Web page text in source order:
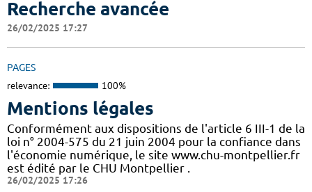
Recherche avancée
26/02/2025 17:27
PAGES
relevance: 100%
Mentions légales
Conformément aux dispositions de l'article 6 III-1 de la
loi n° 2004-575 du 21 juin 2004 pour la confiance dans
l'économie numérique, le site www.chu-montpellier.fr
est édité par le CHU Montpellier .
26/02/2025 17:26